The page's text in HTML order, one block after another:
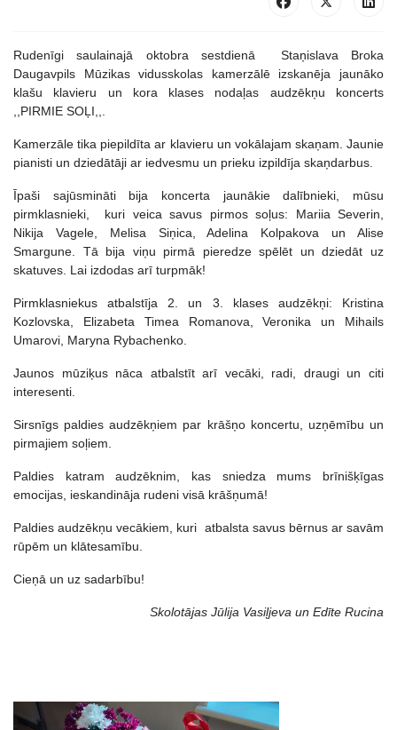
Rudenīgi saulainajā oktobra sestdienā Staņislava Broka
Daugavpils Mūzikas vidusskolas kamerzālē izskanēja jaunāko
klašu klavieru un kora klases nodaļas audzēkņu koncerts
,,PIRMIE SOĻI,,.
Kamerzāle tika piepildīta ar klavieru un vokālajam skaņam. Jaunie
pianisti un dziedātāji ar iedvesmu un prieku izpildīja skaņdarbus.
Īpaši sajūsmināti bija koncerta jaunākie dalībnieki, mūsu
pirmklasnieki, kuri veica savus pirmos soļus: Mariia Severin,
Nikija Vagele, Melisa Siņica, Adelina Kolpakova un Alise
Smargune. Tā bija viņu pirmā pieredze spēlēt un dziedāt uz
skatuves. Lai izdodas arī turpmāk!
Pirmklasniekus atbalstīja 2. un 3. klases audzēkņi: Kristina
Kozlovska, Elizabeta Timea Romanova, Veronika un Mihails
Umarovi, Maryna Rybachenko.
Jaunos mūziķus nāca atbalstīt arī vecāki, radi, draugi un citi
interesenti.
Sirsnīgs paldies audzēkņiem par krāšņo koncertu, uzņēmību un
pirmajiem soļiem.
Paldies katram audzēknim, kas sniedza mums brīnišķīgas
emocijas, ieskandināja rudeni visā krāšņumā!
Paldies audzēkņu vecākiem, kuri atbalsta savus bērnus ar savām
rūpēm un klātesamību.
Cieņā un uz sadarbību!
Skolotājas Jūlija Vasiļjeva un Edīte Rucina